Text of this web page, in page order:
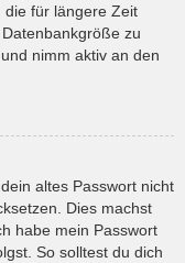
die für längere Zeit
zu
nimm aktiv an den
altes Passwort nicht
Dies machst
habe mein Passwort
So solltest du dich